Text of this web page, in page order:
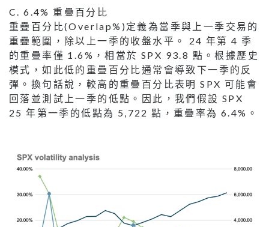
C. 6.4% 重疊百分比
重疊百分比(Overlap%)定義為當季與上一季交易的
重疊範圍，除以上一季的收盤水平。 24 年第 4 季
的重疊率僅 1.6%，相當於 SPX 93.8 點。根據歷史
模式，如此低的重疊百分比通常會導致下一季的反
彈。換句話說，較高的重疊百分比表明 SPX 可能會
回落並測試上一季的低點。因此，我們假設 SPX
25 年第一季的低點為 5,722 點，重疊率為 6.4%。